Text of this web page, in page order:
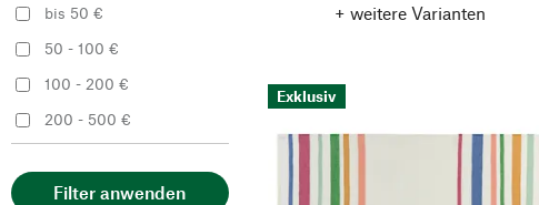
Seil Marschall
Seldom
Tissage de Luz
Tissage Moutet
bis 50 €
50 - 100 €
100 - 200 €
200 - 500 €
Filter anwenden
+ weitere Varianten
Exklusiv